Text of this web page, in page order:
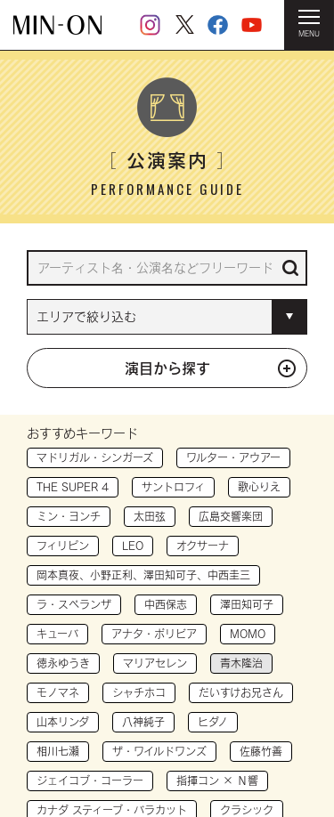
MENU
HOME ＞ 公演案内
［公演案内］
PERFORMANCE GUIDE
演目から探す
おすすめキーワード
マドリガル・シンガーズ ワルター・アウアー
THE SUPER 4 サントロフィ 歌心りえ
ミン・ヨンチ 太田弦 広島交響楽団
フィリピン LEO オクサーナ
岡本真夜、小野正利、澤田知可子、中西圭三
ラ・スペランザ 中西保志 澤田知可子
キューバ アナタ・ボリビア MOMO
徳永ゆうき マリアセレン 青木隆治
モノマネ シャチホコ だいすけお兄さん
山本リンダ 八神純子 ヒダノ
相川七瀬 ザ・ワイルドワンズ 佐藤竹善
ジェイコブ・コーラー 指揮コン × Ｎ響
カナダ スティーブ・バラカット クラシック